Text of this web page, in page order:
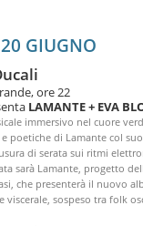
GIUGNO
ore 22
LAMANTE + EVA
immersivo nel cuore
poetiche di Lamante col
di serata sui ritmi
sarà Lamante, progetto
che presenterà il nuovo
viscerale, sospeso tra folk